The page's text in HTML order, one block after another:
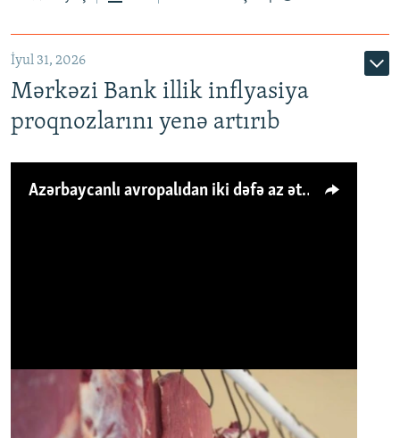
İyul 31, 2026
Mərkəzi Bank illik inflyasiya
proqnozlarını yenə artırıb
Azərbaycanlı avropalıdan iki dəfə az ət yeyir, amma... 'Qiymət artımı qaçılmazdır'